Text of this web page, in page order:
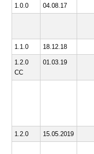
1.0.0 04.08.17
1.1.0 18.12.18
1.2.0
CC
01.03.19
1.2.0 15.05.2019